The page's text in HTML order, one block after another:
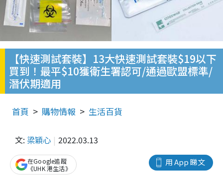
【快速測試套裝】13大快速測試套裝$19以下
買到！最平$10獲衛生署認可/通過歐盟標準/
潛伏期適用
首頁 購物情報 生活百貨
文: 梁穎心 2022.03.13
用 App 睇文
在Google追蹤
《UHK 港生活》